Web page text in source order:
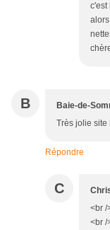
c'est
B Baie-de-
Très jolie site
Répondre
C
<br /
<br /